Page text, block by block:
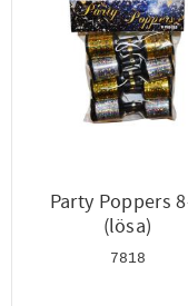
Party Poppers
(lösa)
7818